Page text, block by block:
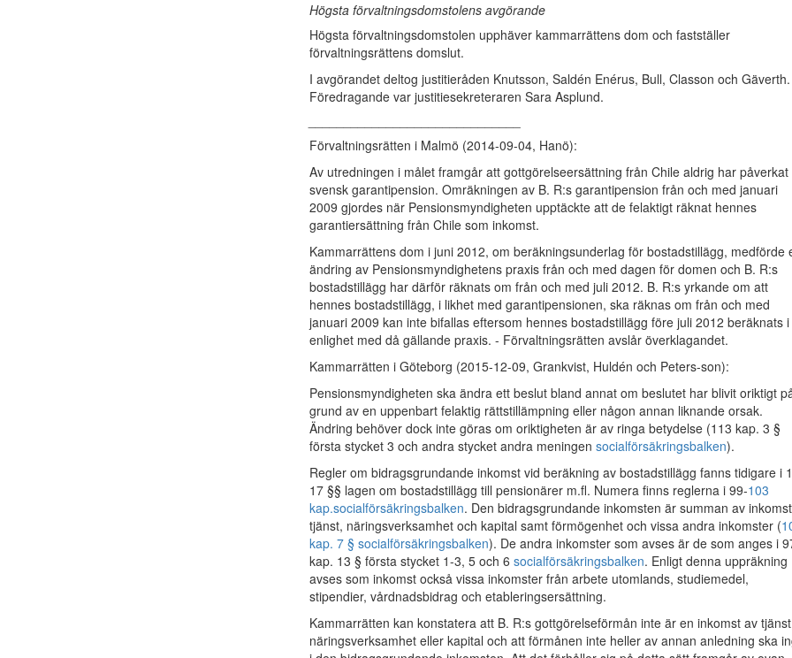
Högsta förvaltningsdomstolens avgörande
Högsta förvaltningsdomstolen upphäver kammarrättens dom och fastställer
förvaltningsrättens domslut.
I avgörandet deltog justitieråden Knutsson, Saldén Enérus, Bull, Classon och Gäverth.
Föredragande var justitiesekreteraren Sara Asplund.
Förvaltningsrätten i Malmö (2014-09-04, Hanö):
Av utredningen i målet framgår att gottgörelseersättning från Chile aldrig har påverkat
svensk garantipension. Omräkningen av B. R:s garantipension från och med januari
2009 gjordes när Pensionsmyndigheten upptäckte att de felaktigt räknat hennes
garantiersättning från Chile som inkomst.
Kammarrättens dom i juni 2012, om beräkningsunderlag för bostadstillägg, medförde
ändring av Pensionsmyndighetens praxis från och med dagen för domen och B. R:s
bostadstillägg har därför räknats om från och med juli 2012. B. R:s yrkande om att
hennes bostadstillägg, i likhet med garantipensionen, ska räknas om från och med
januari 2009 kan inte bifallas eftersom hennes bostadstillägg före juli 2012 beräknats i
enlighet med då gällande praxis. - Förvaltningsrätten avslår överklagandet.
Kammarrätten i Göteborg (2015-12-09, Grankvist, Huldén och Peters-son):
Pensionsmyndigheten ska ändra ett beslut bland annat om beslutet har blivit oriktigt
grund av en uppenbart felaktig rättstillämpning eller någon annan liknande orsak.
Ändring behöver dock inte göras om oriktigheten är av ringa betydelse (113 kap. 3 §
första stycket 3 och andra stycket andra meningen socialförsäkringsbalken).
Regler om bidragsgrundande inkomst vid beräkning av bostadstillägg fanns tidigare i
17 §§ lagen om bostadstillägg till pensionärer m.fl. Numera finns reglerna i 99-103
kap.socialförsäkringsbalken. Den bidragsgrundande inkomsten är summan av
tjänst, näringsverksamhet och kapital samt förmögenhet och vissa andra inkomster (
kap. 7 § socialförsäkringsbalken). De andra inkomster som avses är de som anges i
kap. 13 § första stycket 1-3, 5 och 6 socialförsäkringsbalken. Enligt denna uppräkning
avses som inkomst också vissa inkomster från arbete utomlands, studiemedel,
stipendier, vårdnadsbidrag och etableringsersättning.
Kammarrätten kan konstatera att B. R:s gottgörelseförmån inte är en inkomst av
näringsverksamhet eller kapital och att förmånen inte heller av annan anledning ska